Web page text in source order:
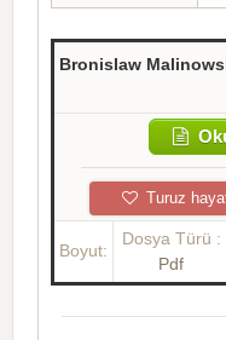
Bronislaw
Turuz
Boyut:
Dosya Türü :
Pdf